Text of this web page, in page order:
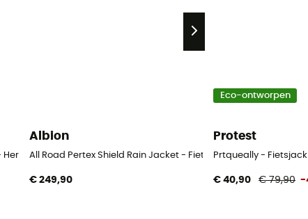
Heren
Albion
All Road Pertex Shield Rain Jacket - Fietsjack - Heren
€ 249,90
Eco-ontworpen
Protest
Prtqueally -
€ 40,90 € 79,90 -